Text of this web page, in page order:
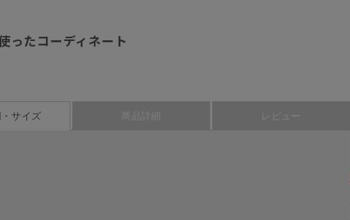
ったコーディネート
サイズ 商品詳細 レビュー